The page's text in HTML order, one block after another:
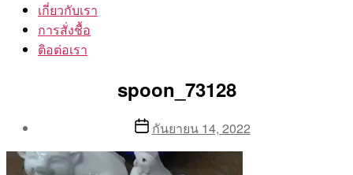
เกี่ยวกับเรา
การสั่งชื้อ
ติอต่อเรา
spoon_73128
By
Aea
Postกันยายน 14, 2022